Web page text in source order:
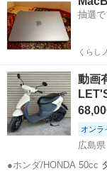
す(無料) お取引きは早い方を優先させていただきます 問い合わせ順で
はありません！ 抹消...
抽選
くらし
動画
オンラ
広島
●ホンダ/HONDA 50cc